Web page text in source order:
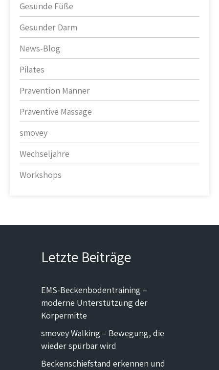
Gesunde Füße
Gesunder Darm
News-Blog
Pilates
Prävention Männer
Präventive Massage
smovey
Wechseljahre
Workshops
Letzte Beiträge
EMS-Beckenbodentraining –
moderne Unterstützung der
Körpermitte
smovey Walking – Bewegung, die
wieder spürbar wird
Beckenschiefstand erkennen und